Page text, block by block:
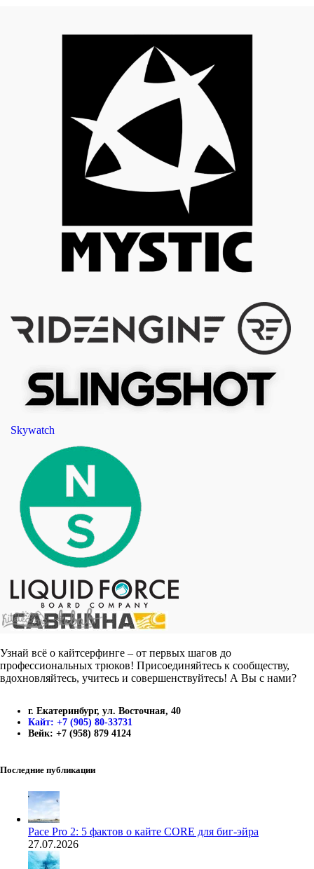
Skywatch
Узнай всё о кайтсерфинге – от первых шагов до
профессиональных трюков! Присоединяйтесь к сообществу,
вдохновляйтесь, учитесь и совершенствуйтесь! А Вы с нами?
г. Екатеринбург, ул. Восточная, 40
Кайт: +7 (905) 80-33731
Вейк: +7 (958) 879 4124
Последние публикации
Pace Pro 2: 5 фактов о кайте CORE для биг-эйра
27.07.2026